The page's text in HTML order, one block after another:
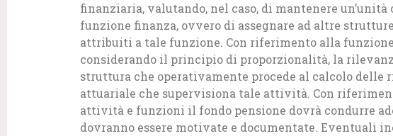
finanziaria, valutando, nel caso, di mantenere
funzione finanza, ovvero di assegnare ad altre
attribuiti a tale funzione. Con riferimento alla
considerando il principio di proporzionalità, la
struttura che operativamente procede al calcolo
attuariale che supervisiona tale attività. Con
attività e funzioni il fondo pensione dovrà condurre
dovranno essere motivate e documentate. Eventuali